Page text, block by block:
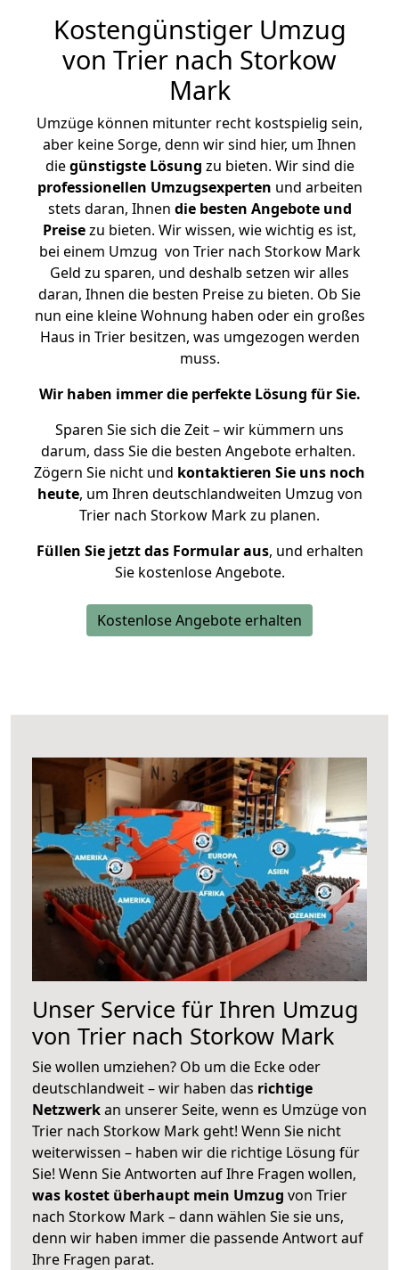
Kostengünstiger Umzug
von Trier nach Storkow
Mark
Umzüge können mitunter recht kostspielig sein,
aber keine Sorge, denn wir sind hier, um Ihnen
diegünstigste Lösung zu bieten. Wir sind die
professionellen Umzugsexperten und arbeiten
stets daran, Ihnen die besten Angebote und
Preisezu bieten. Wir wissen, wie wichtig es ist,
bei einem Umzug von Trier nach Storkow Mark
Geld zu sparen, und deshalb setzen wir alles
daran, Ihnen die besten Preise zu bieten. Ob Sie
nun eine kleine Wohnung haben oder ein großes
Haus in Trier besitzen, was umgezogen werden
muss.
Wir haben immer die perfekte Lösung für Sie.
Sparen Sie sich die Zeit – wir kümmern uns
darum, dass Sie die besten Angebote erhalten.
Zögern Sie nicht und kontaktieren Sie uns noch
heute, um Ihren deutschlandweiten Umzug von
Trier nach Storkow Mark zu planen.
Füllen Sie jetzt das Formular aus, und erhalten
Sie kostenlose Angebote.
Kostenlose Angebote erhalten
Unser Service für Ihren Umzug
von Trier nach Storkow Mark
Sie wollen umziehen? Ob um die Ecke oder
deutschlandweit – wir haben das richtige
Netzwerkan unserer Seite, wenn es Umzüge von
Trier nach Storkow Mark geht! Wenn Sie nicht
weiterwissen – haben wir die richtige Lösung für
Sie! Wenn Sie Antworten auf Ihre Fragen wollen,
was kostet überhaupt mein Umzug von Trier
nach Storkow Mark – dann wählen Sie sie uns,
denn wir haben immer die passende Antwort auf
Ihre Fragen parat.